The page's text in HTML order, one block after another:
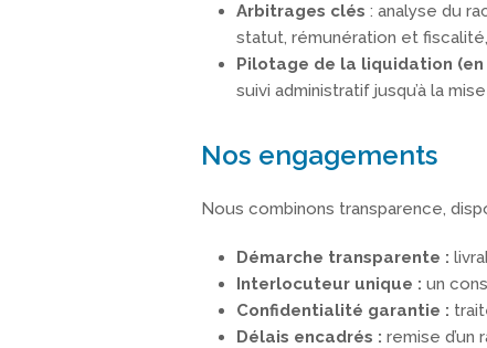
Arbitrages clés : analyse du
statut, rémunération et
Pilotage de la liquidation
suivi administratif jusqu’à la
Nos engagements
Nous combinons transparence,
Démarche transparente :
Interlocuteur unique : un
Confidentialité garantie :
Délais encadrés : remise